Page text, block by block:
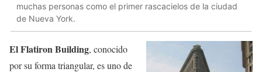
muchas personas como el primer rascacielos de la ciudad
de Nueva York.
El Flatiron Building, conocido
por su forma triangular, es uno de